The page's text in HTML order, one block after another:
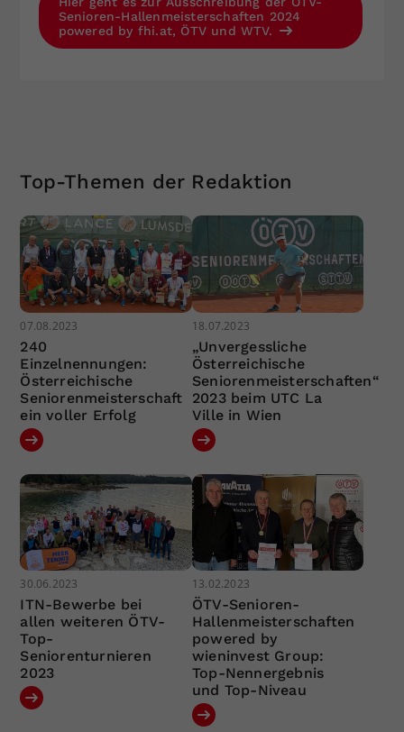
Senioren-Hallenmeisterschaften 2024
powered by fhi.at, ÖTV und WTV.
Top-Themen der Redaktion
07.08.2023
240
Einzelnennungen:
Österreichische
Seniorenmeisterschaft
ein voller Erfolg
18.07.2023
„Unvergessliche
Österreichische
Seniorenmeisterschaften“
2023 beim UTC La
Ville in Wien
30.06.2023
ITN-Bewerbe bei
allen weiteren ÖTV-
Top-
Seniorenturnieren
2023
13.02.2023
ÖTV-Senioren-
Hallenmeisterschaften
powered by
wieninvest Group:
Top-Nennergebnis
und Top-Niveau